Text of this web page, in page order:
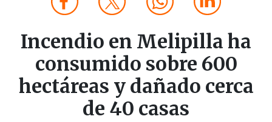
Incendio en Melipilla ha
consumido sobre 600
hectáreas y dañado cerca
de 40 casas